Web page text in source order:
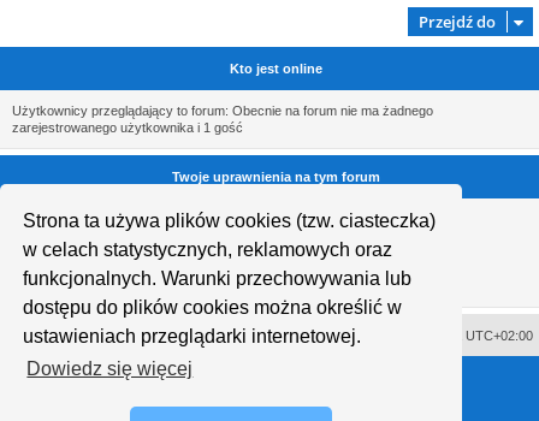
Strona ta używa plików cookies (tzw. ciasteczka)
w celach statystycznych, reklamowych oraz
funkcjonalnych. Warunki przechowywania lub
dostępu do plików cookies można określić w
ustawieniach przeglądarki internetowej.
Dowiedz się więcej
Przejdź do
Kto jest online
Użytkownicy przeglądający to forum: Obecnie na forum nie ma żadnego
zarejestrowanego użytkownika i 1 gość
Twoje uprawnienia na tym forum
Nie możesztworzyć nowych tematów
odpowiadać w tematach
Nie możeszzmieniać swoich postów
Nie możesz
usuwać swoich postów
Nie możeszdodawać załączników
UTC+02:00
Usuń ciasteczka witryny
Technologię dostarczaphpBB® Forum Software © phpBB Limited